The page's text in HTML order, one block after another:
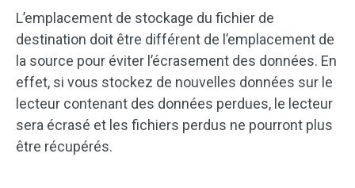
L’emplacement de stockage du fichier de
destination doit être différent de l’emplacement de
la source pour éviter l’écrasement des données. En
effet, si vous stockez de nouvelles données sur le
lecteur contenant des données perdues, le lecteur
sera écrasé et les fichiers perdus ne pourront plus
être récupérés.